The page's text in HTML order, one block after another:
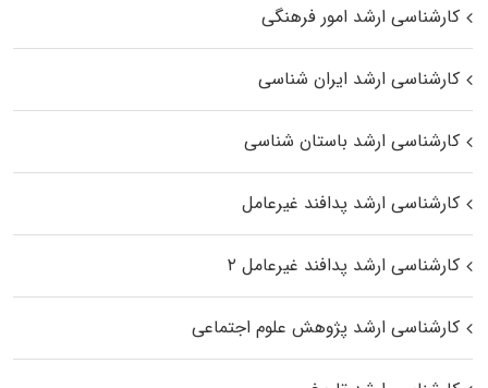
کارشناسی ارشد امور فرهنگی
کارشناسی ارشد ایران شناسی
کارشناسی ارشد باستان شناسی
کارشناسی ارشد پدافند غیرعامل
کارشناسی ارشد پدافند غیرعامل ۲
کارشناسی ارشد پژوهش علوم اجتماعی